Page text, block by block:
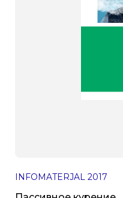
INFOMATERJAL 2017